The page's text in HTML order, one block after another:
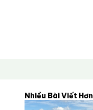
Nhiều Bài Viết Hơn